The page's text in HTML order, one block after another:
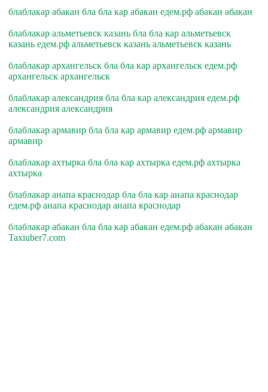
блаблакар абакан бла бла кар абакан едем.рф абакан абакан
блаблакар альметьевск казань бла бла кар альметьевск
казань едем.рф альметьевск казань альметьевск казань
блаблакар архангельск бла бла кар архангельск едем.рф
архангельск архангельск
блаблакар александрия бла бла кар александрия едем.рф
александрия александрия
блаблакар армавир бла бла кар армавир едем.рф армавир
армавир
блаблакар ахтырка бла бла кар ахтырка едем.рф ахтырка
ахтырка
блаблакар анапа краснодар бла бла кар анапа краснодар
едем.рф анапа краснодар анапа краснодар
блаблакар абакан бла бла кар абакан едем.рф абакан абакан
Taxiuber7.com